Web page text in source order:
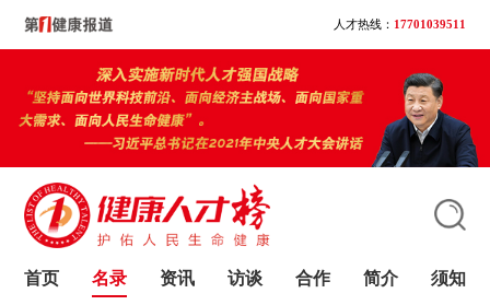
人才热线： 17701039511
首页 名录 资讯 访谈 合作 简介
须知
大家都在搜